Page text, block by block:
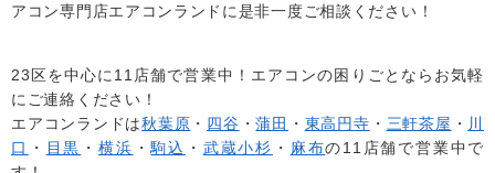
アコン専門店エアコンランドに是非一度ご相談ください！
23区を中心に 11店舗で営業中！エアコンの困りごとならお気軽
にご連絡ください！
エアコンランドは秋葉原 ・ 四谷 ・蒲田 ・ 東高円寺 ・ 三軒茶屋 ・ 川
口
・ 目黒 ・ 横浜 ・駒込 ・ 武蔵小杉 ・ 麻布の11店舗で営業中で